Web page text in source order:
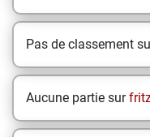
Pas de classement
Aucune partie sur